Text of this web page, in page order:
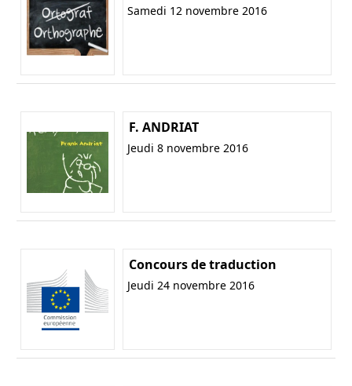
Samedi 12 novembre 2016
F. ANDRIAT
Jeudi 8 novembre 2016
Concours de traduction
Jeudi 24 novembre 2016